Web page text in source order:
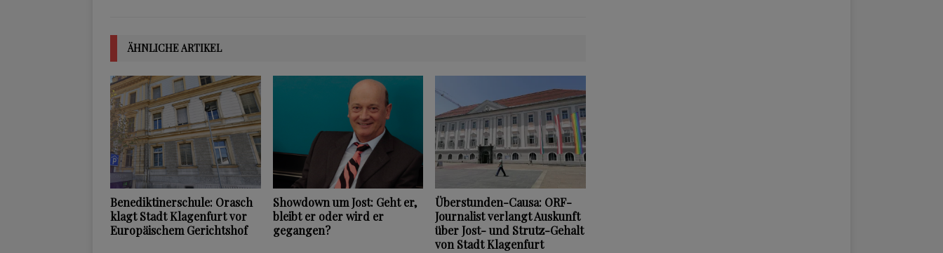
ÄHNLICHE ARTIKEL
Benediktinerschule: Orasch
klagt Stadt Klagenfurt vor
Europäischem Gerichtshof
Showdown um Jost: Geht er,
bleibt er oder wird er
gegangen?
Überstunden-Causa: ORF-
Journalist verlangt Auskunft
über Jost- und Strutz-Gehalt
von Stadt Klagenfurt